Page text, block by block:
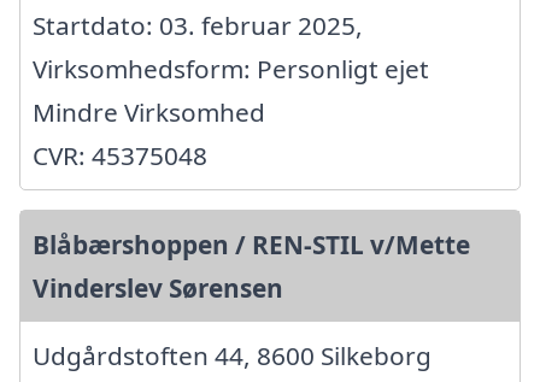
Startdato: 03. februar 2025,
Virksomhedsform: Personligt ejet
Mindre Virksomhed
CVR: 45375048
Blåbærshoppen / REN-STIL v/Mette
Vinderslev Sørensen
Udgårdstoften 44, 8600 Silkeborg